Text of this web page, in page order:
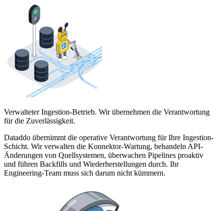
Verwalteter Ingestion-Betrieb. Wir übernehmen die Verantwortung
für die Zuverlässigkeit.
Dataddo übernimmt die operative Verantwortung für Ihre Ingestion-
Schicht. Wir verwalten die Konnektor-Wartung, behandeln API-
Änderungen von Quellsystemen, überwachen Pipelines proaktiv
und führen Backfills und Wiederherstellungen durch. Ihr
Engineering-Team muss sich darum nicht kümmern.